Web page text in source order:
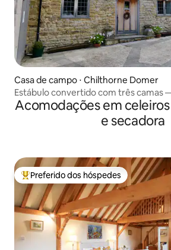
Casa de campo ⋅ Chilthorne Domer
Estábulo convertido com três camas
crianças menores de 8 anos
Acomodações em
e secadora
Entre os melhores preferidos dos
Preferido dos hóspedes